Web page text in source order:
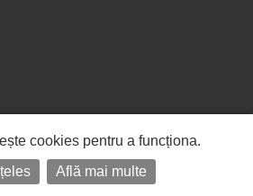
cookies pentru a funcționa.
Află mai multe